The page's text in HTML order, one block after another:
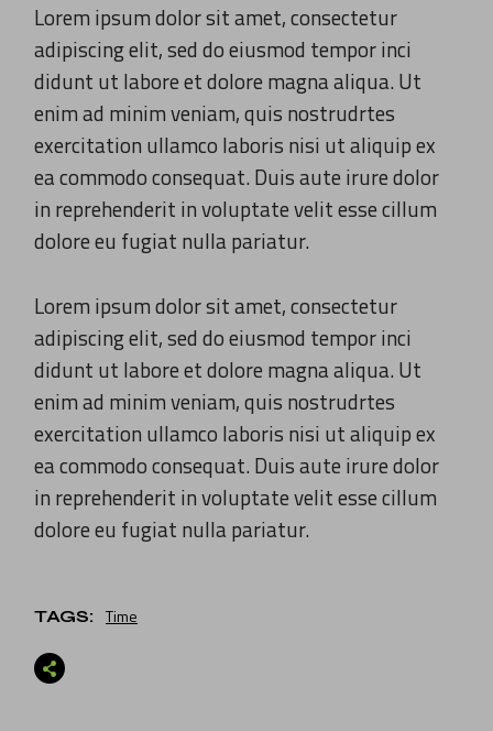
Lorem ipsum dolor sit amet, consectetur
adipiscing elit, sed do eiusmod tempor inci
didunt ut labore et dolore magna aliqua. Ut
enim ad minim veniam, quis nostrudrtes
exercitation ullamco laboris nisi ut aliquip ex
ea commodo consequat. Duis aute irure dolor
in reprehenderit in voluptate velit esse cillum
dolore eu fugiat nulla pariatur.
Lorem ipsum dolor sit amet, consectetur
adipiscing elit, sed do eiusmod tempor inci
didunt ut labore et dolore magna aliqua. Ut
enim ad minim veniam, quis nostrudrtes
exercitation ullamco laboris nisi ut aliquip ex
ea commodo consequat. Duis aute irure dolor
in reprehenderit in voluptate velit esse cillum
dolore eu fugiat nulla pariatur.
TAGS: Time